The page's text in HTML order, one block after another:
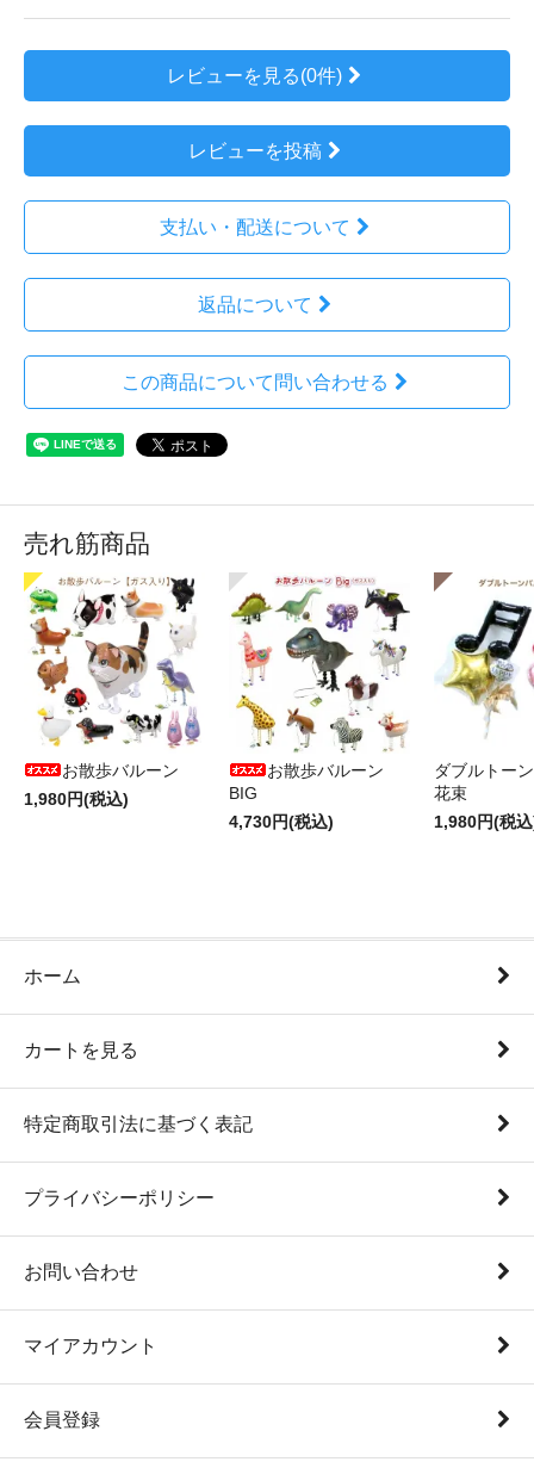
レビューを見る(0件)
レビューを投稿
支払い・配送について
返品について
この商品について問い合わせる
売れ筋商品
お散歩バルーン
1,980円(税込)
お散歩バルーン
BIG
4,730円(税込)
ダブルトー
花束
1,980円(税
ホーム
カートを見る
特定商取引法に基づく表記
プライバシーポリシー
お問い合わせ
マイアカウント
会員登録